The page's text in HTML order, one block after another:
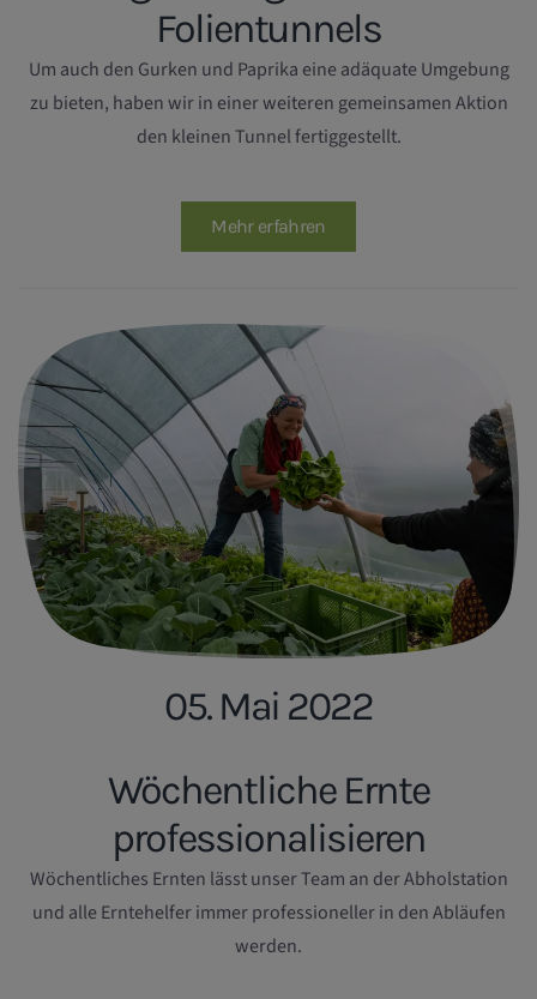
Folientunnels
Um auch den Gurken und Paprika eine adäquate Umgebung
zu bieten, haben wir in einer weiteren gemeinsamen Aktion
den kleinen Tunnel fertiggestellt.
Mehr erfahren
05. Mai 2022
Wöchentliche Ernte
professionalisieren
Wöchentliches Ernten lässt unser Team an der Abholstation
und alle Erntehelfer immer professioneller in den Abläufen
werden.